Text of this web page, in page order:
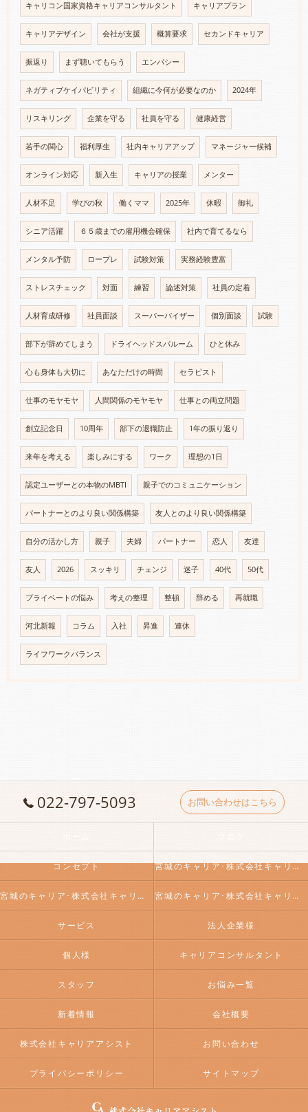
キャリコン国家資格キャリアコンサルタント キャリアプラン
キャリアデザイン 会社が支援 概算要求 セカンドキャリア
振返り まず聴いてもらう エンパシー
ネガティブケイパビリティ 組織に今何が必要なのか 2024年
リスキリング 企業を守る 社員を守る 健康経営
若手の関心 福利厚生 社内キャリアアップ マネージャー候補
オンライン対応 新入生 キャリアの授業 メンター
人材不足 学びの秋 働くママ 2025年 休暇 御礼
シニア活躍 ６５歳までの雇用機会確保 社内で育てるなら
メンタル予防 ロープレ 試験対策 実務経験豊富
ストレスチェック 対面 練習 論述対策 社員の定着
人材育成研修 社員面談 スーパーバイザー 個別面談 試験
部下が辞めてしまう ドライヘッドスパルーム ひと休み
心も身体も大切に あなただけの時間 セラピスト
仕事のモヤモヤ 人間関係のモヤモヤ 仕事との両立問題
創立記念日 10周年 部下の退職防止 1年の振り返り
来年を考える 楽しみにする ワーク 理想の1日
認定ユーザーとの本物のMBTI 親子でのコミュニケーション
パートナーとのより良い関係構築 友人とのより良い関係構築
自分の活かし方 親子 夫婦 パートナー 恋人 友達
友人 2026 スッキリ チェンジ 迷子 40代 50代
プライベートの悩み 考えの整理 整頓 辞める 再就職
河北新報 コラム 入社 昇進 連休
ライフワークバランス
022-797-5093 お問い合わせはこちら
コンセプト 宮城のキャリア･株式会社キャリアアシストの口コミ情報
宮城のキャリア･株式会社キャリアアシストの評判 宮城のキャリア･株式会社キャリアアシストのお客様の声
サービス 法人企業様
個人様 キャリアコンサルタント
スタッフ お悩み一覧
新着情報 会社概要
株式会社キャリアアシスト お問い合わせ
プライバシーポリシー サイトマップ